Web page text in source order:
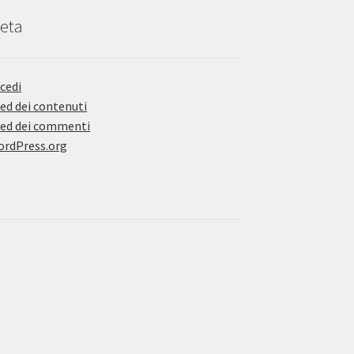
dei contenuti
dei commenti